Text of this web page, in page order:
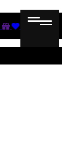
Gutscheine
Wunschliste
Warenkorb